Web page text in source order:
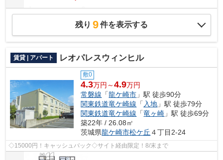
残り 9件を表示する
賃貸 | アパート レオパレスウィンヒル
敷0
4.3万円～4.9万円
常磐線 「龍ケ崎市 」駅 徒歩90分
関東鉄道竜ケ崎線 「 入地 」駅 徒歩79分
関東鉄道竜ケ崎線 「竜ヶ崎 」駅 徒歩69分
築22年 / 26.08㎡
茨城県龍ケ崎市松ケ丘 ４丁目2-24
◇15000円！キャッシュバック◇サイト経由限定！8/末まで